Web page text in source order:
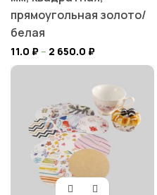
прямоугольная золото/
белая
11.0 ₽– 2 650.0 ₽